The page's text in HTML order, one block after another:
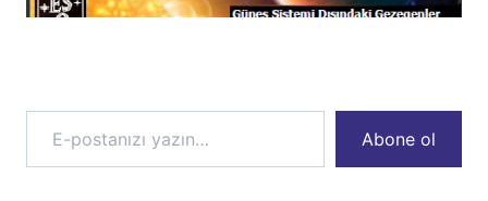
E-postanızı yazın…
Abone ol